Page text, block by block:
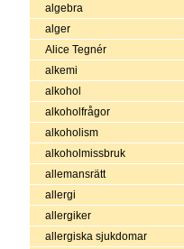
algebra
alger
Alice Tegnér
alkemi
alkohol
alkoholfrågor
alkoholism
alkoholmissbruk
allemansrätt
allergi
allergiker
allergiska sjukdomar